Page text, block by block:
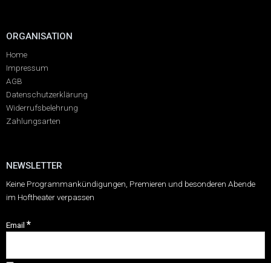
ORGANISATION
Home
Impressum
AGB
Datenschutzerklärung
Widerrufsbelehrung
Zahlungsarten
NEWSLETTER
Keine Programmankündigungen, Premieren und besonderen Abende
im Hoftheater verpassen
Email *